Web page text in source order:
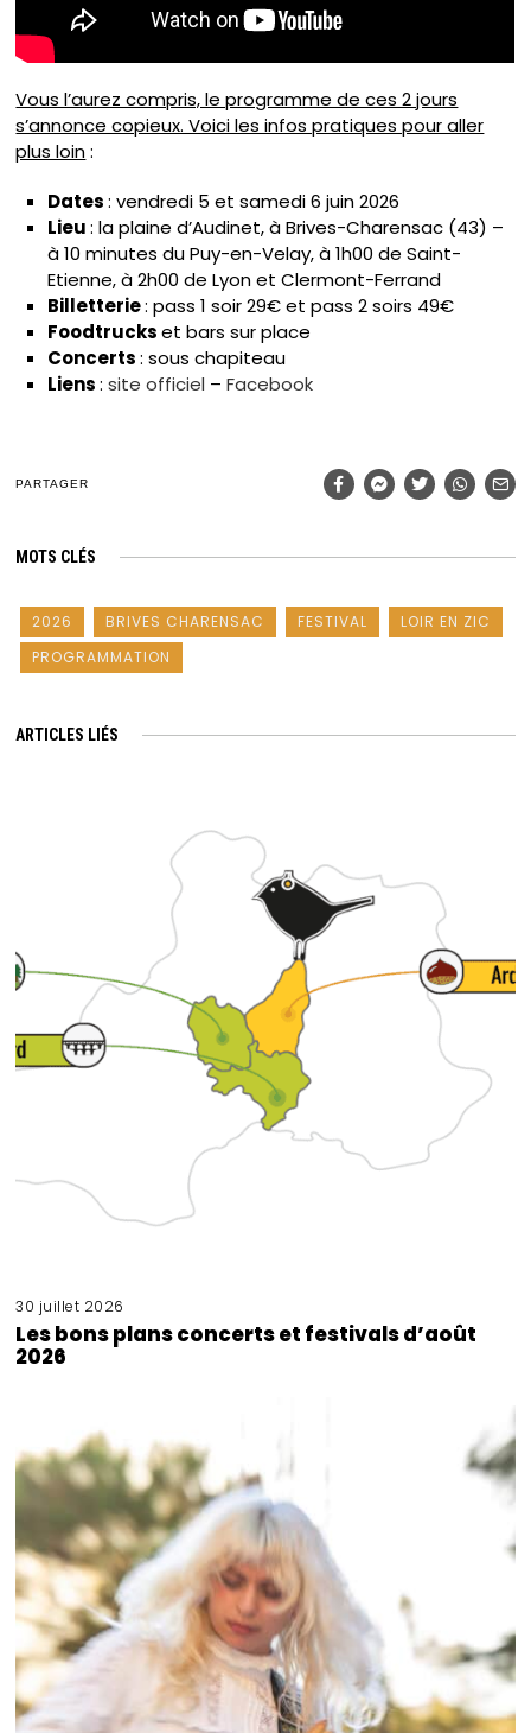
Vous l’aurez compris, le programme de ces 2 jours
s’annonce copieux. Voici les infos pratiques pour aller
plus loin:
Dates: vendredi 5 et samedi 6 juin 2026
Lieu: la plaine d’Audinet, à Brives-Charensac (43) –
à 10 minutes du Puy-en-Velay, à 1h00 de Saint-
Etienne, à 2h00 de Lyon et Clermont-Ferrand
Billetterie: pass 1 soir 29€ et pass 2 soirs 49€
Foodtruckset bars sur place
Concerts: sous chapiteau
Liens: site officiel – Facebook
PARTAGER
MOTS CLÉS
2026 BRIVES CHARENSAC FESTIVAL
LOIR EN ZIC
PROGRAMMATION
ARTICLES LIÉS
30 juillet 2026
Les bons plans concerts et festivals d’août
2026